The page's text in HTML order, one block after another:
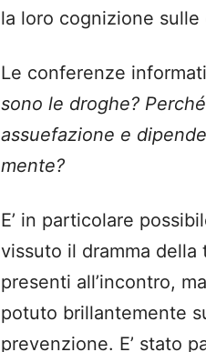
la loro cognizione
Le conferenze
sono le droghe?
assuefazione e
mente?
E’ in particolare
vissuto il dramma
presenti all’incontro,
potuto brillantemente
prevenzione. E’ stato